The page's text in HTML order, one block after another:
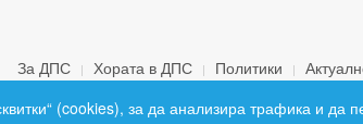
За ДПС Хората в ДПС Политики
(cookies), за да анализира трафика и